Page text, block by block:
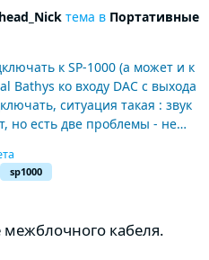
тема в Портативные
к SP-1000 (а может и к
Bathys ко входу DAC с выхода
ситуация такая : звук
но есть две проблемы - не
и звук слишком громкий, но
- звук идет с какими
такой момент, что кабель
sp1000
кабеля.